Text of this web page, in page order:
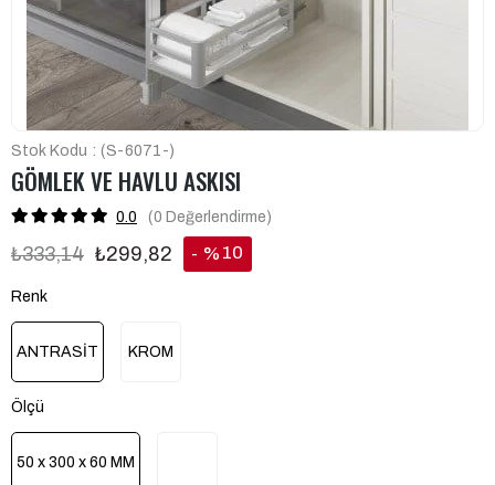
Stok Kodu (S-6071-)
GÖMLEK VE HAVLU ASKISI
0.0 (0 Değerlendirme)
₺333,14 ₺299,82 % 10
Renk
ANTRASİT KROM
Ölçü
50 x 300 x 60 MM